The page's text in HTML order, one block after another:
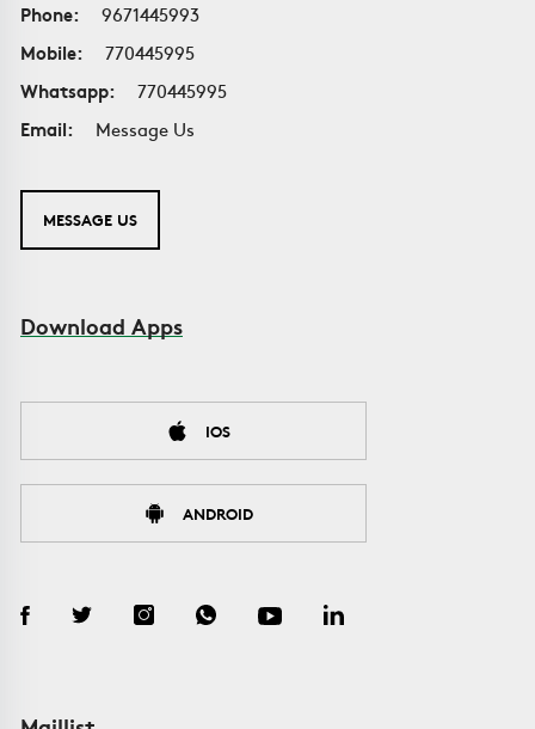
Phone:
9671445993
Mobile:
770445995
Whatsapp:
770445995
Email:
Message Us
MESSAGE US
Download Apps
IOS
ANDROID